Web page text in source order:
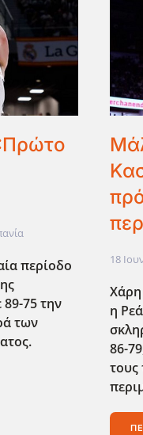
περίοδο
75 την
των
18
Χάρη
η
86-
τους